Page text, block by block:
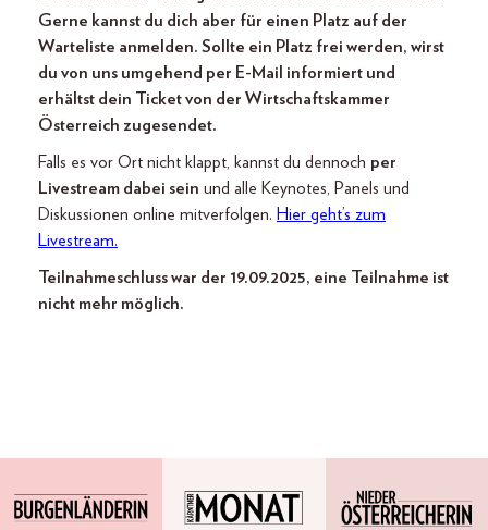
Gerne kannst du dich aber für einen Platz auf der
Warteliste anmelden. Sollte ein Platz frei werden, wirst
du von uns umgehend per E-Mail informiert und
erhältst dein Ticket von der Wirtschaftskammer
Österreich zugesendet.
Falls es vor Ort nicht klappt, kannst du dennoch per
Livestream dabei sein und alle Keynotes, Panels und
Diskussionen online mitverfolgen. Hier geht’s zum
Livestream.
Teilnahmeschluss war der 19.09.2025, eine Teilnahme ist
nicht mehr möglich.